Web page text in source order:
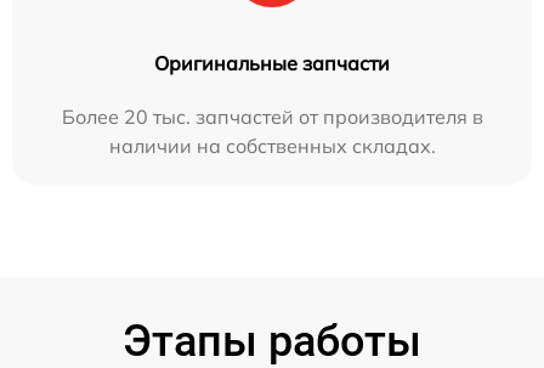
Оригинальные запчасти
Более 20 тыс. запчастей от производителя в
наличии на собственных складах.
Этапы работы